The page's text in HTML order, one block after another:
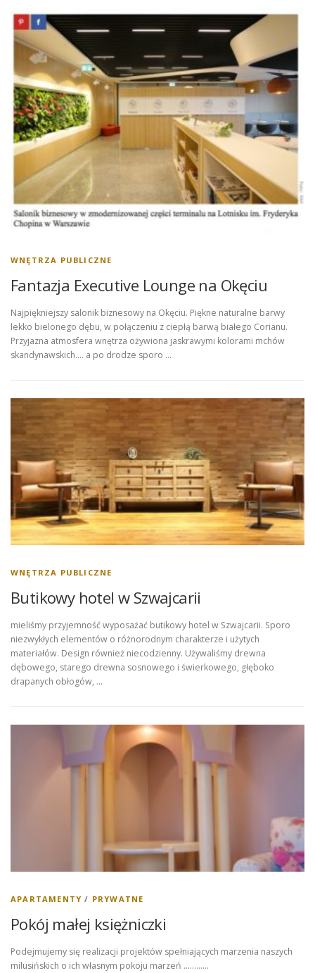
WNĘTRZA PUBLICZNE
Fantazja Executive Lounge na Okęciu
Najpiękniejszy salonik biznesowy na Okęciu. Piękne naturalne barwy
lekko bielonego dębu, w połączeniu z ciepłą barwą białego Corianu.
Przyjazna atmosfera wnętrza ożywiona jaskrawymi kolorami mchów
skandynawskich…. a po drodze sporo …
WNĘTRZA PUBLICZNE
Butikowy hotel w Szwajcarii
mieliśmy przyjemność wyposażać butikowy hotel w Szwajcarii. Sporo
niezwykłych elementów o różnorodnym charakterze i użytych
materiałów. Design również niecodzienny. Używaliśmy drewna
dębowego, starego drewna sosnowego i świerkowego, głęboko
drapanych obłogów, …
APARTAMENTY / PRYWATNE
Pokój małej księżniczki
Podejmujemy się realizacji projektów spełniających marzenia naszych
milusińskich o ich własnym pokoju marzeń …………